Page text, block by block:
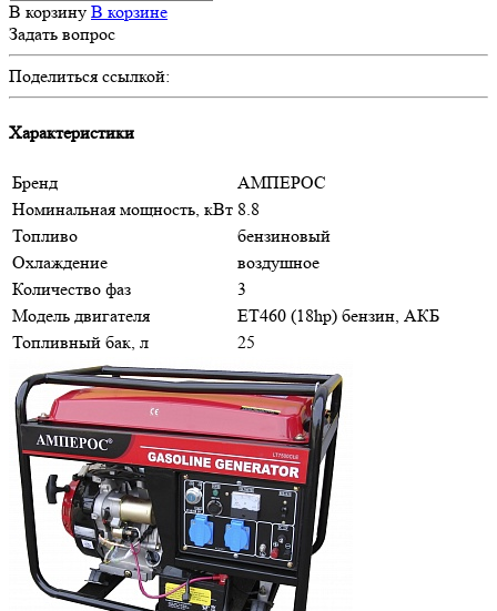
В корзину В корзине
Задать вопрос
Поделиться ссылкой:
Характеристики
Бренд
АМПЕРОС
Номинальная мощность, кВт 8.8
Топливо
бензиновый
Охлаждение
воздушное
Количество фаз
3
Модель двигателя
ET460 (18hp) бензин, АКБ
Топливный бак, л
25